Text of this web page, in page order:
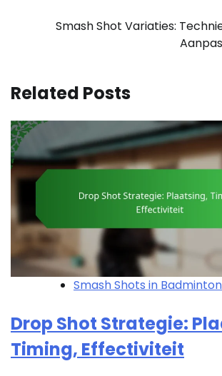
navigation
Smash Shot Variaties:
Related Posts
Smash Shots in Badminton
Drop Shot Strategie:
Timing, Effectiviteit